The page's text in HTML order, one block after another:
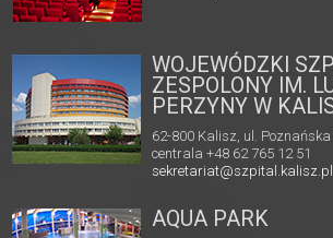
WOJEWÓDZKI
ZESPOLONY IM.
PERZYNY W
62-800 Kalisz, ul.
centrala +48 62 765 12 51
sekretariat@szpital.kalisz.pl
AQUA PARK